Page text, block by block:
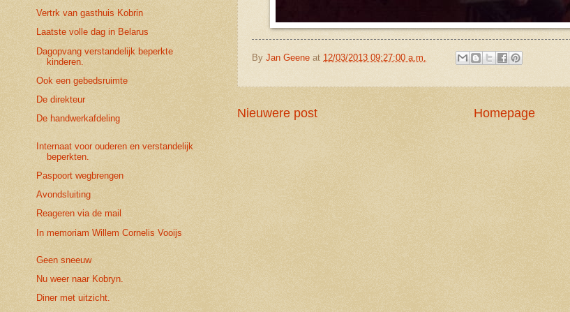
By Jan Geene at 12/03/2013 09:27:00 a.m.
Nieuwere post Homepage
Vertrk van gasthuis Kobrin
Laatste volle dag in Belarus
Dagopvang verstandelijk beperkte
kinderen.
Ook een gebedsruimte
De direkteur
De handwerkafdeling
Internaat voor ouderen en verstandelijk
beperkten.
Paspoort wegbrengen
Avondsluiting
Reageren via de mail
In memoriam Willem Cornelis Vooijs
Geen sneeuw
Nu weer naar Kobryn.
Diner met uitzicht.